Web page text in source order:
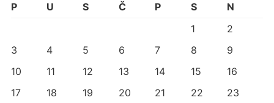
P U S Č P S
N
1
2
3
4 5 6 7 8
9
10
11 12 13 14 15
16
17
18 19 20 21 22
23